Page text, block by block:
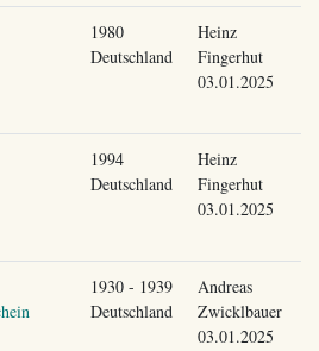
1980
Deutschland
Heinz
Fingerhut
03.01.2025
1994
Deutschland
Heinz
Fingerhut
03.01.2025
1930 - 1939
Deutschland
Andreas
Zwicklbauer
03.01.2025